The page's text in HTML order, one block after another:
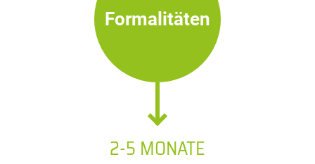
Formalitäten
2-5 MONATE